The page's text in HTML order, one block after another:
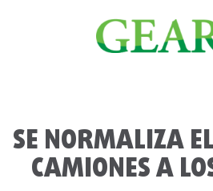
SE NORMALIZA
CAMIONES A